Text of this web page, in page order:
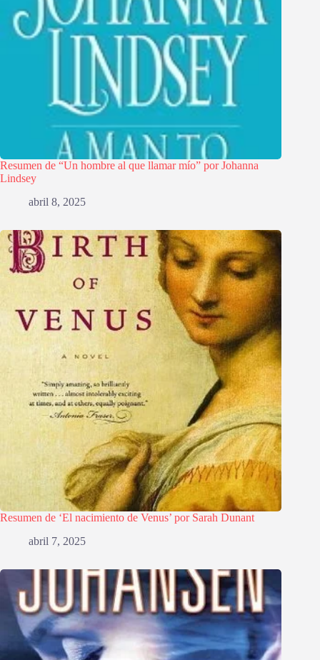
Resumen de “Un hombre al que llamar mío” por Johanna
Lindsey
abril 8, 2025
Resumen de ‘El nacimiento de Venus’ por Sarah Dunant
abril 7, 2025